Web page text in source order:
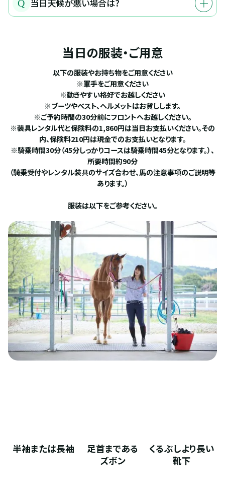
Q 当日天候が悪い場合は?
当日の服装・ご用意
以下の服装やお持ち物をご用意ください
※軍手をご用意ください
※動きやすい格好でお越しください
※ブーツやベスト、ヘルメットはお貸しします。
※ご予約時間の30分前にフロントへお越しください。
※装具レンタル代と保険料の1,860円は当日お支払いください。その
内、保険料210円は現金でのお支払いとなります。
※騎乗時間30分（45分しっかりコースは騎乗時間45分となります。）、
所要時間約90分
（騎乗受付やレンタル装具のサイズ合わせ、馬の注意事項のご説明等
あります。）
服装は以下をご参考ください。
半袖または長袖
足首まである
ズボン
くるぶしより長い
靴下